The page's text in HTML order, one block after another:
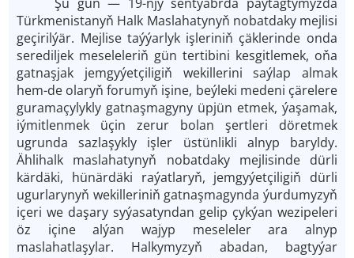
Türkmenistanyň Halk Maslahatynyň nobatdaky mejlisi
geçirilýär. Mejlise taýýarlyk işleriniň çäklerinde onda
serediljek meseleleriň gün tertibini kesgitlemek, oňa
gatnaşjak jemgyýetçiligiň wekillerini saýlap almak
hem-de olaryň forumyň işine, beýleki medeni çärelere
guramaçylykly gatnaşmagyny üpjün etmek, ýaşamak,
iýmitlenmek üçin zerur bolan şertleri döretmek
ugrunda sazlaşykly işler üstünlikli alnyp baryldy.
Ählihalk maslahatynyň nobatdaky mejlisinde dürli
kärdäki, hünärdäki raýatlaryň, jemgyýetçiligiň dürli
ugurlarynyň wekilleriniň gatnaşmagynda ýurdumyzyň
içeri we daşary syýasatyndan gelip çykýan wezipeleri
öz içine alýan wajyp meseleler ara alnyp
maslahatlaşylar. Halkymyzyň abadan, bagtyýar